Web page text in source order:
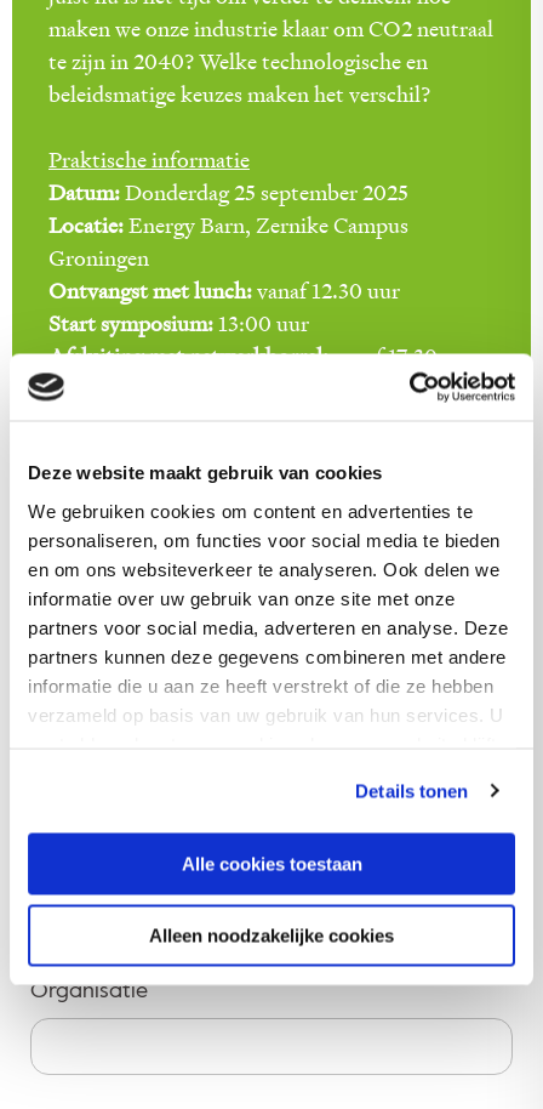
Deze website maakt gebruik van cookies
We gebruiken cookies om content en advertenties te
personaliseren, om functies voor social media te bieden
en om ons websiteverkeer te analyseren. Ook delen we
informatie over uw gebruik van onze site met onze
partners voor social media, adverteren en analyse. Deze
partners kunnen deze gegevens combineren met andere
informatie die u aan ze heeft verstrekt of die ze hebben
verzameld op basis van uw gebruik van hun services. U
Details tonen
Alle cookies toestaan
Alleen noodzakelijke cookies
maken we onze industrie klaar om CO2 neutraal
te zijn in 2040? Welke technologische en
beleidsmatige keuzes maken het verschil?
Praktische informatie
Datum:Donderdag 25 september 2025
Locatie:Energy Barn, Zernike Campus
Groningen
Ontvangst met lunch:vanaf 12.30 uur
Start symposium:13:00 uur
Afsluiting met netwerkborrel:vanaf 17:30 uur
Voornaam
Achternaam
Organisatie